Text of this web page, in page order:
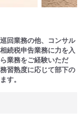
回業務の他、コンサル
続税申告業務に力を入
業務をご経験いただ
習熟度に応じて部下の
す。